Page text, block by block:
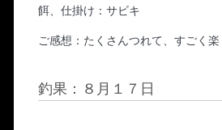
餌、仕掛け：サビキ
ご感想：たくさんつれて、すごく
釣果：８月１７日